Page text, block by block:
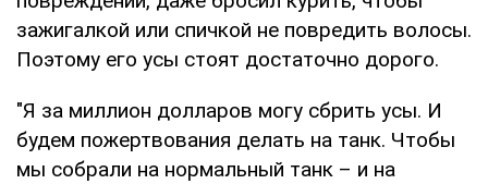
зажигалкой или спичкой не повредить волосы.
Поэтому его усы стоят достаточно дорого.
"Я за миллион долларов могу сбрить усы. И
будем пожертвования делать на танк. Чтобы
мы собрали на нормальный танк – и на